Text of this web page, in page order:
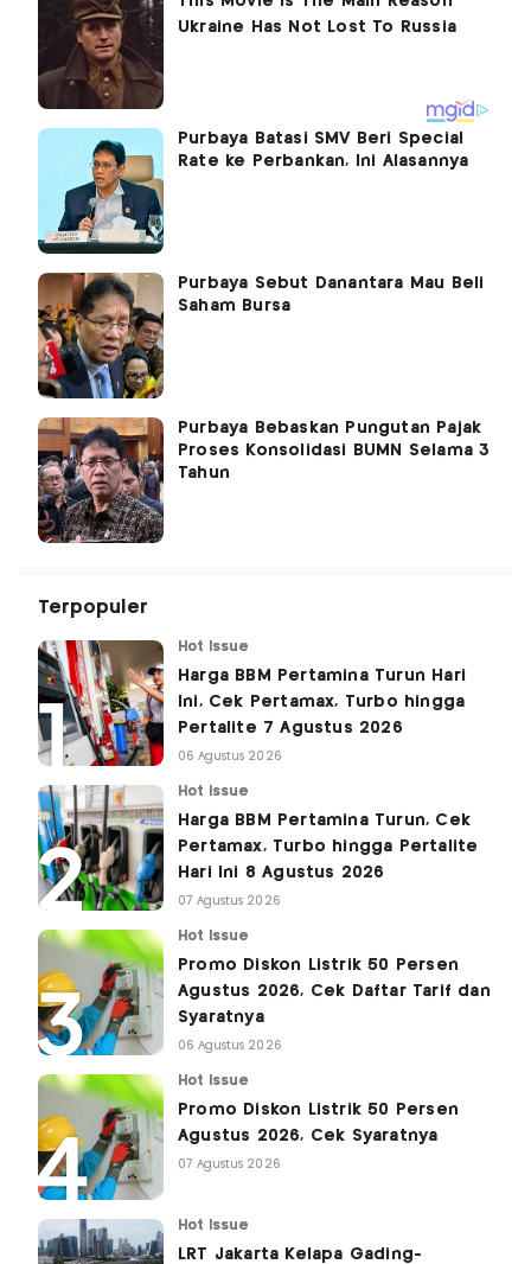
Purbaya Batasi SMV Beri Special
Rate ke Perbankan, Ini Alasannya
Purbaya Sebut Danantara Mau Beli
Saham Bursa
Purbaya Bebaskan Pungutan Pajak
Proses Konsolidasi BUMN Selama 3
Tahun
Terpopuler
Hot Issue
Harga BBM Pertamina Turun Hari
Ini, Cek Pertamax, Turbo hingga
Pertalite 7 Agustus 2026
06 Agustus 2026
Hot Issue
Harga BBM Pertamina Turun, Cek
Pertamax, Turbo hingga Pertalite
Hari Ini 8 Agustus 2026
07 Agustus 2026
Hot Issue
Promo Diskon Listrik 50 Persen
Agustus 2026, Cek Daftar Tarif dan
Syaratnya
06 Agustus 2026
Hot Issue
Promo Diskon Listrik 50 Persen
Agustus 2026, Cek Syaratnya
07 Agustus 2026
Hot Issue
LRT Jakarta Kelapa Gading-